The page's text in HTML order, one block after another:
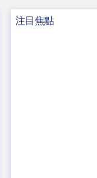
注目焦點